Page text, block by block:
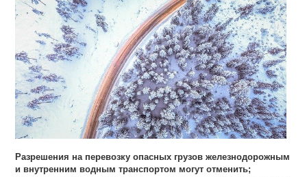
Разрешения на перевозку опасных грузов железнодорожным
и внутренним водным транспортом могут отменить;